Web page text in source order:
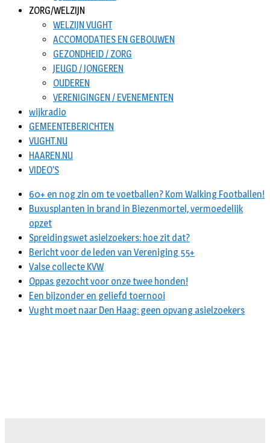
ZORG/WELZIJN
WELZIJN VUGHT
ACCOMODATIES EN GEBOUWEN
GEZONDHEID / ZORG
JEUGD / JONGEREN
OUDEREN
VERENIGINGEN / EVENEMENTEN
wijkradio
GEMEENTEBERICHTEN
VUGHT.NU
HAAREN.NU
VIDEO’S
60+ en nog zin om te voetballen? Kom Walking Footballen!
Buxusplanten in brand in Biezenmortel, vermoedelijk
opzet
Spreidingswet asielzoekers: hoe zit dat?
Bericht voor de leden van Vereniging 55+
Valse collecte KVW
Oppas gezocht voor onze twee honden!
Een bijzonder en geliefd toernooi
Vught moet naar Den Haag: geen opvang asielzoekers